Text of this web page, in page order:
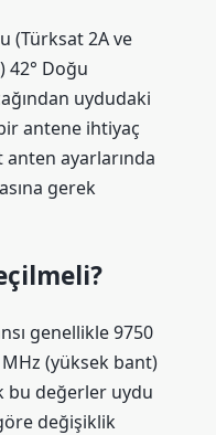
(Türksat 2A ve
42° Doğu
uydudaki
antene ihtiyaç
ayarlarında
gerek
genellikle 9750
(yüksek bant)
bu değerler uydu
değişiklik